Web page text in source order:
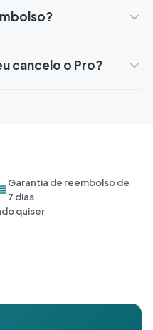
cancelo o Pro?
Garantia de reembolso de
7 dias
quiser